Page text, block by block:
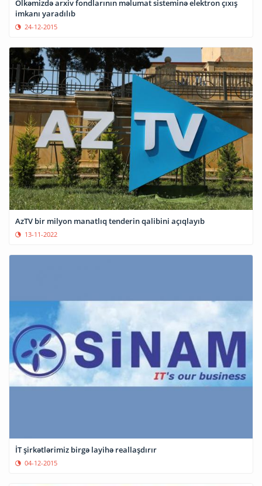
Ölkəmizdə arxiv fondlarının məlumat sisteminə elektron çıxış
imkanı yaradılıb
24-12-2015
AzTV bir milyon manatlıq tenderin qalibini açıqlayıb
13-11-2022
İT şirkətlərimiz birgə layihə reallaşdırır
04-12-2015